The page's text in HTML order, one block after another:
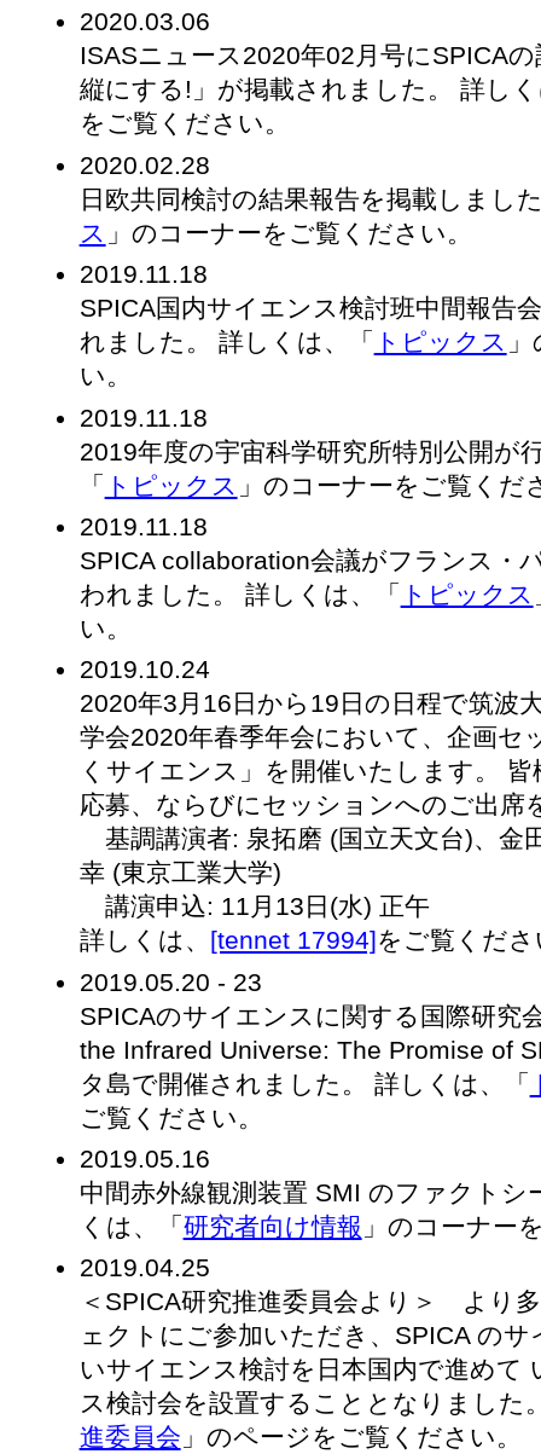
2020.03.06
ISASニュース2020年02月号にSPICA
縦にする!」が掲載されました。 詳し
をご覧ください。
2020.02.28
日欧共同検討の結果報告を掲載しまし
ス 」のコーナーをご覧ください。
2019.11.18
SPICA国内サイエンス検討班中間報告
れました。 詳しくは、「 トピックス
い。
2019.11.18
2019年度の宇宙科学研究所特別公開が
「 トピックス 」のコーナーをご覧くだ
2019.11.18
SPICA collaboration会議がフランス・
われました。 詳しくは、「 トピックス
い。
2019.10.24
2020年3月16日から19日の日程で筑波
学会2020年春季年会において、企画セ
くサイエンス」を開催いたします。
応募、ならびにセッションへのご出席
基調講演者: 泉拓磨 (国立天文台)、金
幸 (東京工業大学)
講演申込: 11月13日(水) 正午
詳しくは、 [tennet 17994]をご覧くださ
2019.05.20 - 23
SPICAのサイエンスに関する国際研究
the Infrared Universe: The Promise of
タ島で開催されました。 詳しくは、「
ご覧ください。
2019.05.16
中間赤外線観測装置 SMI のファクト
くは、「 研究者向け情報 」のコーナー
2019.04.25
＜SPICA研究推進委員会より＞ より
ェクトにご参加いただき、SPICA の
いサイエンス検討を日本国内で進めて
ス検討会を設置することとなりました
進委員会 」のページをご覧ください。